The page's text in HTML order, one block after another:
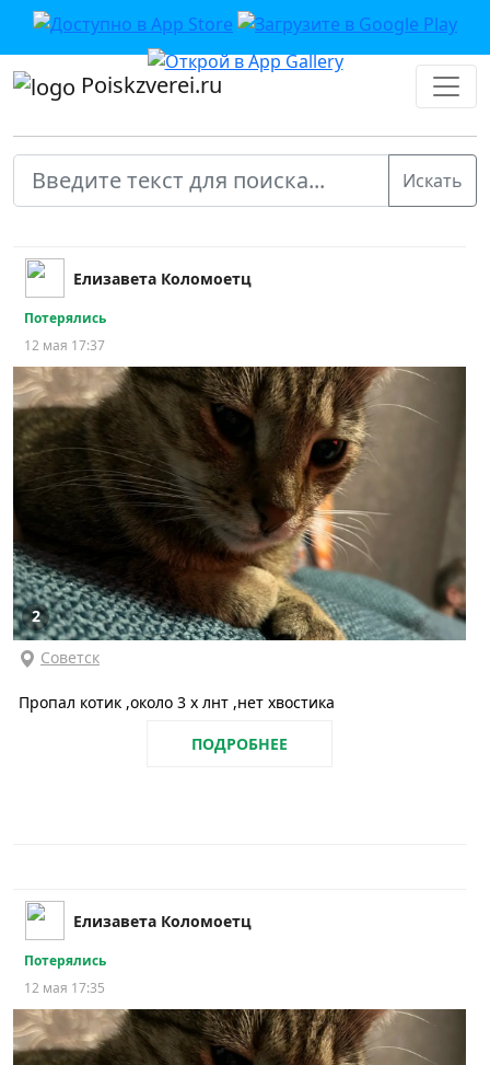
Poiskzverei.ru
Елизавета Коломоетц
Потерялись
12 мая 17:37
2
Советск
Пропал котик ,около 3 х лнт ,нет хвостика
ПОДРОБНЕЕ
Елизавета Коломоетц
Потерялись
12 мая 17:35